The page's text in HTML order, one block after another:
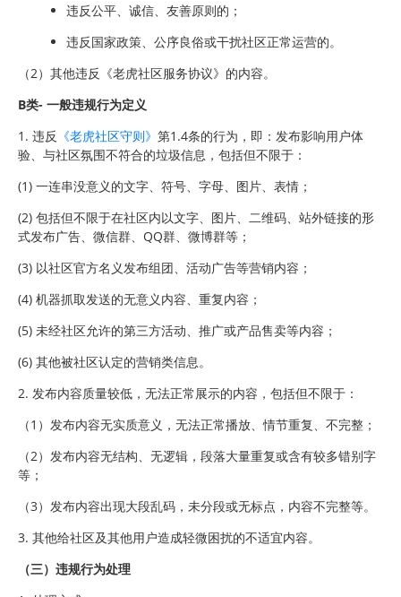
违反公平、诚信、友善原则的；
违反国家政策、公序良俗或干扰社区正常运营的。
（2）其他违反《老虎社区服务协议》的内容。
B类- 一般违规行为定义
1. 违反 《老虎社区守则》 第1.4条的行为，即：发布影响用户体
验、与社区氛围不符合的垃圾信息，包括但不限于：
(1) 一连串没意义的文字、符号、字母、图片、表情；
(2) 包括但不限于在社区内以文字、图片、二维码、站外链接的形
式发布广告、微信群、QQ群、微博群等；
(3) 以社区官方名义发布组团、活动广告等营销内容；
(4) 机器抓取发送的无意义内容、重复内容；
(5) 未经社区允许的第三方活动、推广或产品售卖等内容；
(6) 其他被社区认定的营销类信息。
2. 发布内容质量较低，无法正常展示的内容，包括但不限于：
（1）发布内容无实质意义，无法正常播放、情节重复、不完整；
（2）发布内容无结构、无逻辑，段落大量重复或含有较多错别字
等；
（3）发布内容出现大段乱码，未分段或无标点，内容不完整等。
3. 其他给社区及其他用户造成轻微困扰的不适宜内容。
（三）违规行为处理